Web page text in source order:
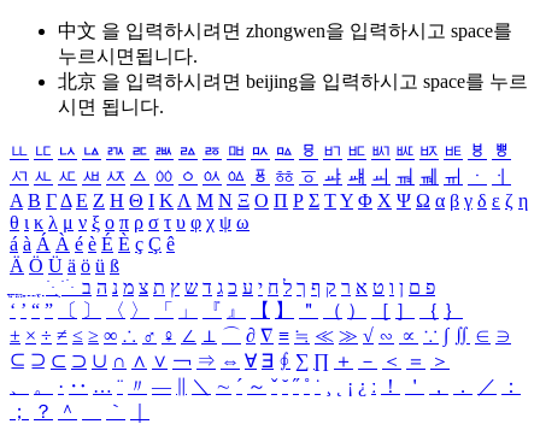
中文 을 입력하시려면 zhongwen을 입력하시고 space를
누르시면됩니다.
北京 을 입력하시려면 beijing을 입력하시고 space를 누르
시면 됩니다.
ㅥ ㅦ ㅧ ㅨ ㅩ ㅪ ㅫ ㅬ ㅭ ㅮ ㅯ ㅰ ㅱ ㅲ ㅳ ㅴ ㅵ ㅶ ㅷ ㅸ
ㅹ
ㅺ ㅻ ㅼ ㅽ ㅾ ㅿ ㆀ ㆁ ㆂ ㆃ ㆄ ㆅ ㆆ ㆇ ㆈ ㆉ ㆊ ㆋ ㆌ ㆍ
ㆎ
Α Β ΓΔ Ε Ζ Η Θ Ι ΚΛ Μ Ν Ξ Ο Π Ρ Σ ΤΥ Φ Χ Ψ Ω α β γ δ ε ζ η
θ ι κ λ μ ν ξ ο π ρ σ τ υ φ χ ψ ω
á à Á À é è É È ç Ç ê
Ä Ö Ü ä ö ü ß
ִֶֹ ֻּ ׁׂ פ ם ן ו ט א ר ק ף ך ל ח י ע כ ג ד ש ץ ת צ מ נ ה ב
‘ ’ “ ” 〔 〕 〈 〉 「 」 『 』 【 】 ＂ （ ） ［ ］ ｛ ｝
± × ÷ ≠ ≤ ≥ ∞ ∴ ♂ ♀ ∠ ⊥ ⌒ ∂ ∇ ≡ ≒ ≪ ≫ √ ∽ ∝ ∵ ∫ ∬ ∈ ∋
⊆ ⊇ ⊂ ⊃ ∪ ∩ ∧ ∨ ￢ ⇒ ⇔ ∀ ∃ ∮ ∑ ∏ ＋ － ＜ ＝
＞
、
。 · ‥ … ¨ 〃 ― ＼ ∼ ´ ～ ˇ ˘ ˝ ˚ ˙ ¸ ¡ ¿ ː ！ ＇ ， ． ／
：
；
？ ＾ ｀